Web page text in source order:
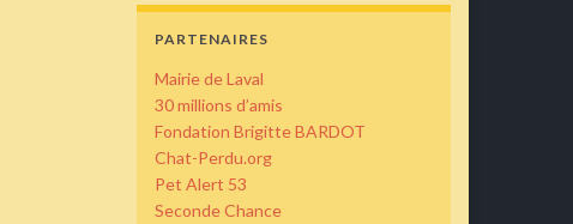
PARTENAIRES
Mairie de Laval
30 millions d’amis
Fondation Brigitte BARDOT
Chat-Perdu.org
Pet Alert 53
Seconde Chance